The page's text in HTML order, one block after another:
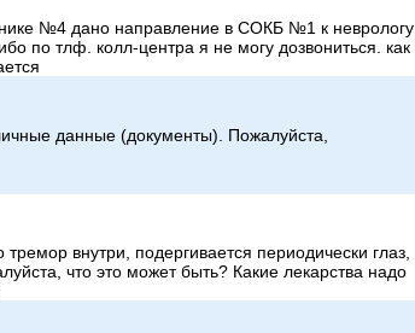
№4 дано направление в СОКБ №1 к неврологу
по тлф. колл-центра я не могу дозвониться. как
данные (документы). Пожалуйста,
внутри, подергивается периодически глаз,
что это может быть? Какие лекарства надо